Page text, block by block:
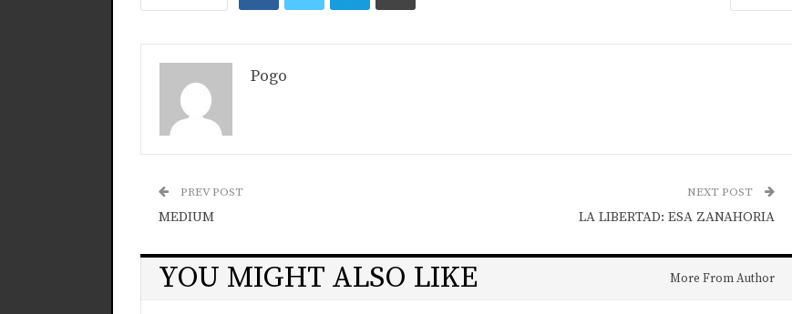
Pogo
PREV POST
MEDIUM
NEXT POST
LA LIBERTAD: ESA ZANAHORIA
YOU MIGHT ALSO LIKE More From Author